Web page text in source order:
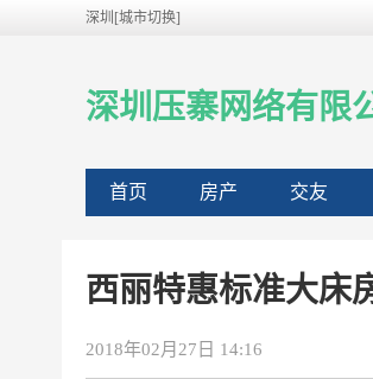
深圳[城市切换]
深圳压寨网络有限
首页 房产 交友
西丽特惠标准大床
2018年02月27日 14:16